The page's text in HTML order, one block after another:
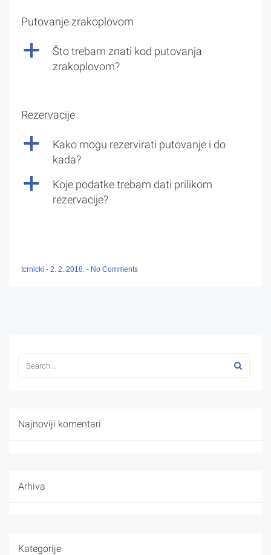
Putovanje zrakoplovom
a
Što trebam znati kod putovanja
zrakoplovom?
Rezervacije
a
Kako mogu rezervirati putovanje i do
kada?
a
Koje podatke trebam dati prilikom
rezervacije?
tcrnicki - 2. 2. 2018. - No Comments
Najnoviji komentari
Arhiva
Kategorije